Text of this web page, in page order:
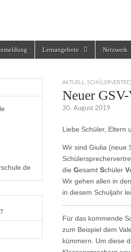
Lernangebote Netzwerk
AKTUELL
Neuer
30. August 2019
Liebe Schüler, Eltern
Wir sind Giulia (neue
die Gesamt Schüler V
Wir gehen allen in
in diesem Schuljahr
Für das kommende
zum Beispiel dem
kümmern. Um diese